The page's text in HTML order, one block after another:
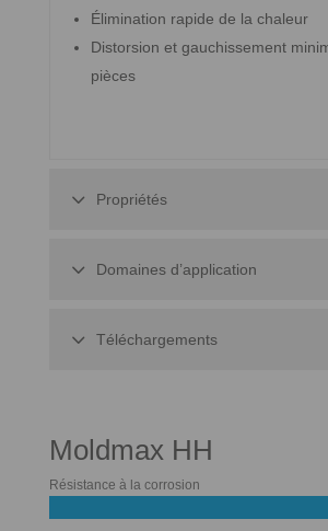
Élimination rapide de la chaleur
Distorsion et gauchissement
pièces
Propriétés
Domaines d’application
Téléchargements
Moldmax HH
Résistance à la corrosion